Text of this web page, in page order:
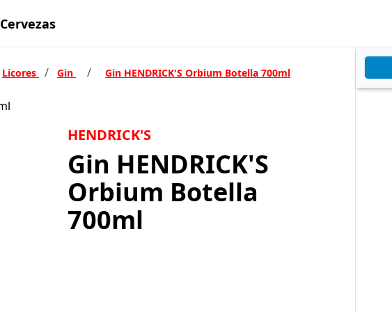
Cervezas
Licores / Gin / Gin HENDRICK'S Orbium Botella 700ml
HENDRICK'S
Gin HENDRICK'S
Orbium Botella
700ml